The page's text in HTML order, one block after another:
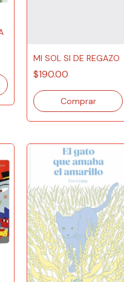
MI SOL SI DE REGAZO
$190.00